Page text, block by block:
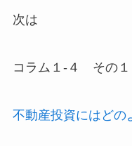
次は
コラム１-４ その１
不動産投資にはどの